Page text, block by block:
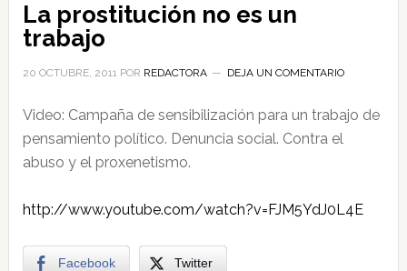
La prostitución no es un
trabajo
20 OCTUBRE, 2011POR REDACTORA DEJA UN COMENTARIO
Video: Campaña de sensibilización para un trabajo de
pensamiento político. Denuncia social. Contra el
abuso y el proxenetismo.
http://www.youtube.com/watch?v=FJM5YdJ0L4E
Facebook Twitter